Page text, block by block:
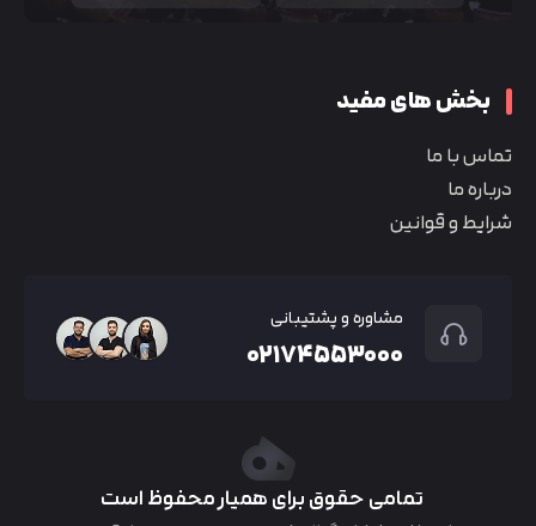
بخش های مفید
تماس با ما
درباره ما
شرایط و قوانین
مشاوره و پشتیبانی
۰۲۱۷۴۵۵۳۰۰۰
تمامی حقوق برای همیار محفوظ است